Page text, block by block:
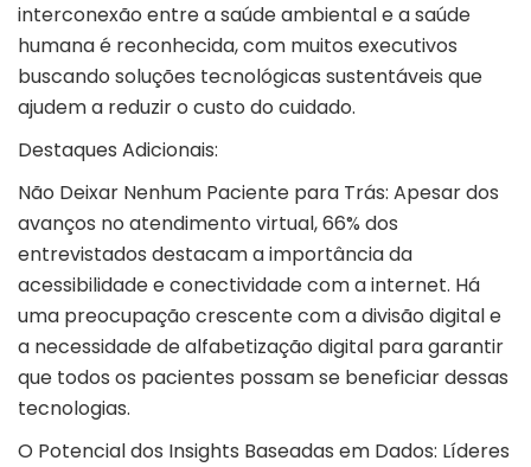
interconexão entre a saúde ambiental e a saúde
humana é reconhecida, com muitos executivos
buscando soluções tecnológicas sustentáveis ​​que
ajudem a reduzir o custo do cuidado.
Destaques Adicionais:
Não Deixar Nenhum Paciente para Trás: Apesar dos
avanços no atendimento virtual, 66% dos
entrevistados destacam a importância da
acessibilidade e conectividade com a internet. Há
uma preocupação crescente com a divisão digital e
a necessidade de alfabetização digital para garantir
que todos os pacientes possam se beneficiar dessas
tecnologias.
O Potencial dos Insights Baseadas em Dados: Líderes